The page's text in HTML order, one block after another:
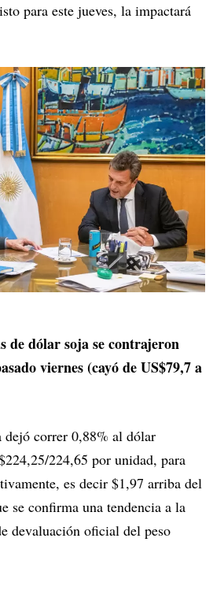
para este jueves, la impactará
de dólar soja se contrajeron
viernes (cayó de US$79,7 a
correr 0,88% al dólar
224,65 por unidad, para
es decir $1,97 arriba del
se confirma una tendencia a la
devaluación oficial del peso